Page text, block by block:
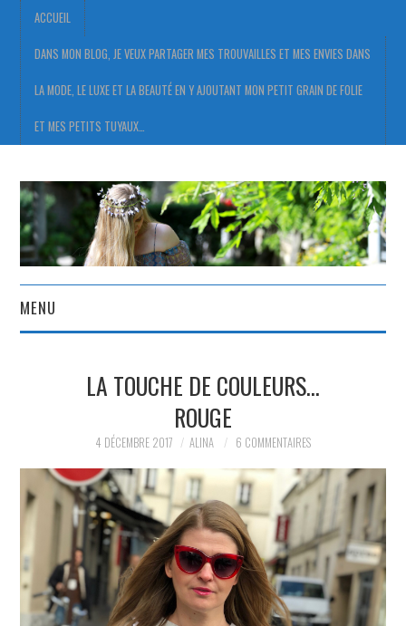
ACCUEIL
DANS MON BLOG, JE VEUX PARTAGER MES TROUVAILLES ET MES ENVIES DANS
LA MODE, LE LUXE ET LA BEAUTÉ EN Y AJOUTANT MON PETIT GRAIN DE FOLIE
ET MES PETITS TUYAUX…
MENU
DANS MON BLOG, JE VEUX
PARTAGER MES
TROUVAILLES ET MES
ENVIES DANS LA MODE, LE
LUXE ET LA BEAUTÉ EN Y
LA TOUCHE DE COULEURS…
ROUGE
4 DÉCEMBRE 2017 ALINA 6 COMMENTAIRES